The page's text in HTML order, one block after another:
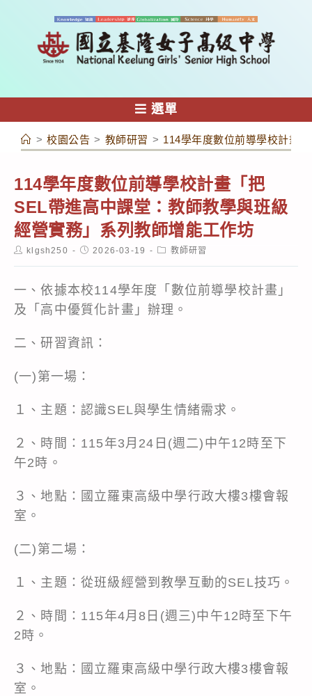
容
選單
> 校園公告 > 教師研習 > 114學年度數位前導學校計畫
114學年度數位前導學校計畫「把
SEL帶進高中課堂：教師教學與班級
經營實務」系列教師增能工作坊
Postklgsh250
Post2026-03-19
Post教師研習
一、依據本校114學年度「數位前導學校計畫」
及「高中優質化計畫」辦理。
二、研習資訊：
(一)第一場：
１、主題：認識SEL與學生情緒需求。
２、時間：115年3月24日(週二)中午12時至下
午2時。
３、地點：國立羅東高級中學行政大樓3樓會報
室。
(二)第二場：
１、主題：從班級經營到教學互動的SEL技巧。
２、時間：115年4月8日(週三)中午12時至下午
2時。
３、地點：國立羅東高級中學行政大樓3樓會報
室。